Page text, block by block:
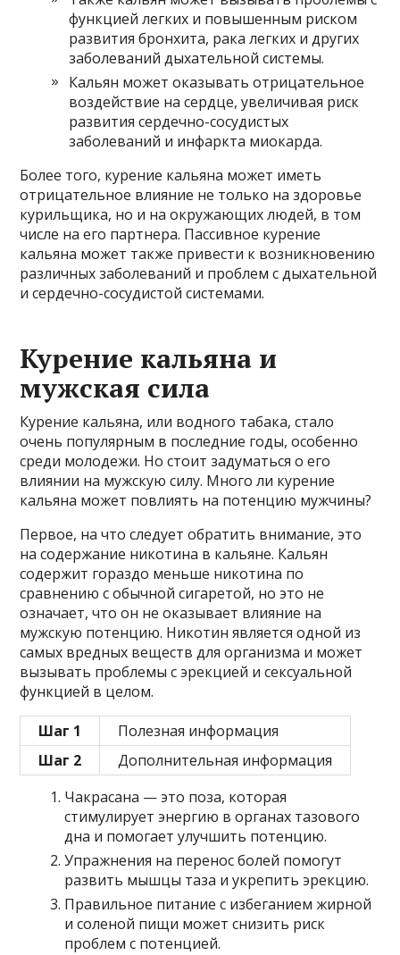
функцией легких и повышенным риском
развития бронхита, рака легких и других
заболеваний дыхательной системы.
Кальян может оказывать отрицательное
воздействие на сердце, увеличивая риск
развития сердечно-сосудистых
заболеваний и инфаркта миокарда.
Более того, курение кальяна может иметь
отрицательное влияние не только на здоровье
курильщика, но и на окружающих людей, в том
числе на его партнера. Пассивное курение
кальяна может также привести к возникновению
различных заболеваний и проблем с дыхательной
и сердечно-сосудистой системами.
Курение кальяна и
мужская сила
Курение кальяна, или водного табака, стало
очень популярным в последние годы, особенно
среди молодежи. Но стоит задуматься о его
влиянии на мужскую силу. Много ли курение
кальяна может повлиять на потенцию мужчины?
Первое, на что следует обратить внимание, это
на содержание никотина в кальяне. Кальян
содержит гораздо меньше никотина по
сравнению с обычной сигаретой, но это не
означает, что он не оказывает влияние на
мужскую потенцию. Никотин является одной из
самых вредных веществ для организма и может
вызывать проблемы с эрекцией и сексуальной
функцией в целом.
Шаг 1
Полезная информация
Шаг 2
Дополнительная информация
Чакрасана — это поза, которая
стимулирует энергию в органах тазового
дна и помогает улучшить потенцию.
Упражнения на перенос болей помогут
развить мышцы таза и укрепить эрекцию.
Правильное питание с избеганием жирной
и соленой пищи может снизить риск
проблем с потенцией.